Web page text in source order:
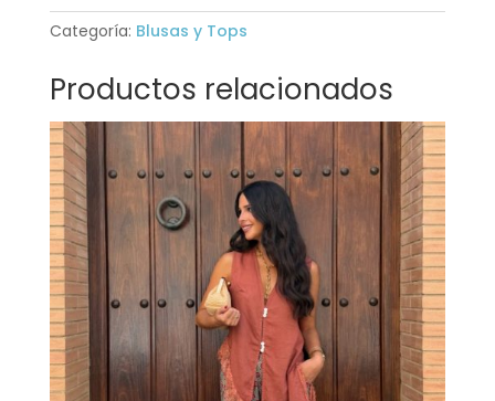
Categoría: Blusas y Tops
Productos relacionados